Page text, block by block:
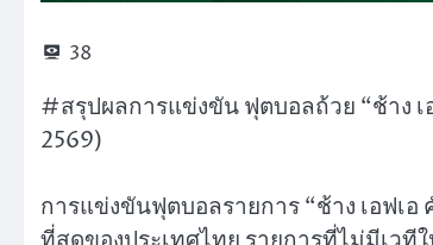
38
#สรุปผลการแข่งขัน ฟุตบอลถ้วย “ช้าง
2569)
การแข่งขันฟุตบอลรายการ “ช้าง เอฟเ